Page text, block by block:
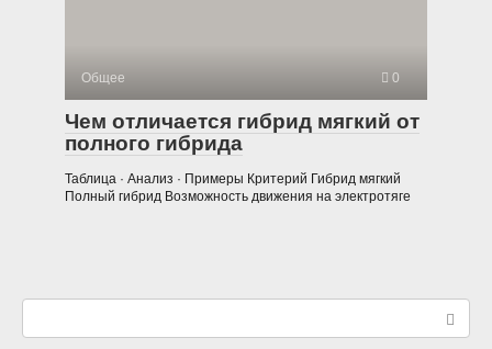
Общее 0
Чем отличается гибрид мягкий от
полного гибрида
Таблица · Анализ · Примеры Критерий Гибрид мягкий
Полный гибрид Возможность движения на электротяге